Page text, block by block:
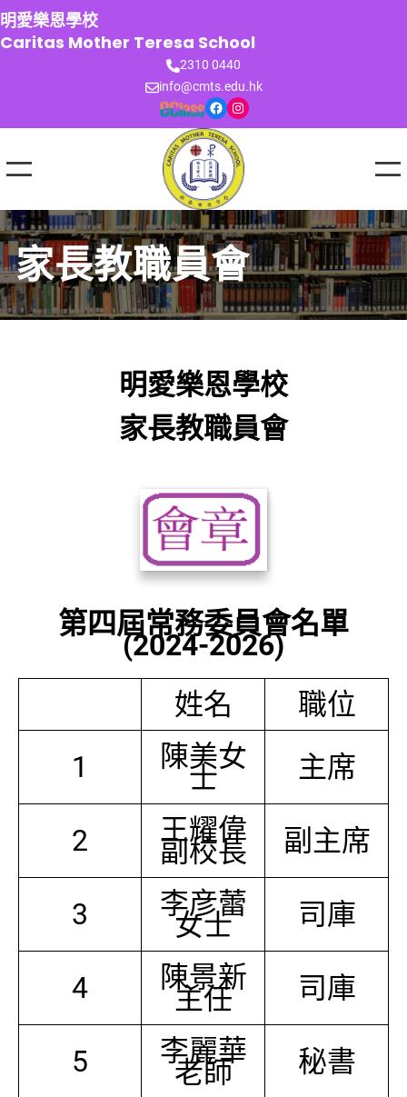
跳
至
主
明愛樂恩學校
Caritas Mother Teresa School
2310 0440
info@cmts.edu.hk
Facebook Instagram
家長教職員會
明愛樂恩學校
家長教職員會
第四屆常務委員會名單
(2024-2026)
姓名
職位
1
陳美女
士 主席
2 王耀偉
副校長 副主席
3 李彦蕾
女士 司庫
4 陳景新
主任 司庫
5 李麗華
老師 秘書